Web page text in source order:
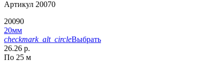
Артикул 20070
20090
20мм
checkmark_alt_circleВыбрать
26.26 р.
По 25 м